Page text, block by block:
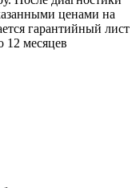
ценами на
гарантийный лист
12 месяцев